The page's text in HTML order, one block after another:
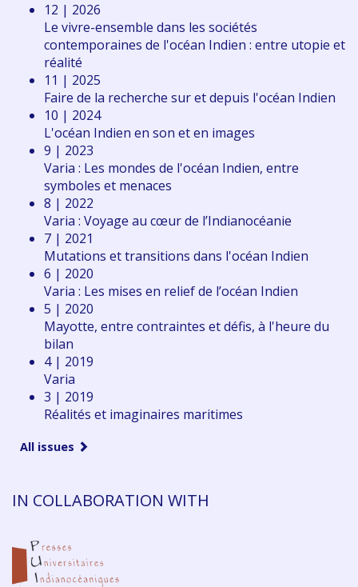
12 | 2026
Le vivre-ensemble dans les sociétés
contemporaines de l'océan Indien : entre utopie et
réalité
11 | 2025
Faire de la recherche sur et depuis l'océan Indien
10 | 2024
L'océan Indien en son et en images
9 | 2023
Varia : Les mondes de l'océan Indien, entre
symboles et menaces
8 | 2022
Varia : Voyage au cœur de l’Indianocéanie
7 | 2021
Mutations et transitions dans l'océan Indien
6 | 2020
Varia : Les mises en relief de l’océan Indien
5 | 2020
Mayotte, entre contraintes et défis, à l'heure du
bilan
4 | 2019
Varia
3 | 2019
Réalités et imaginaires maritimes
All issues
IN COLLABORATION WITH